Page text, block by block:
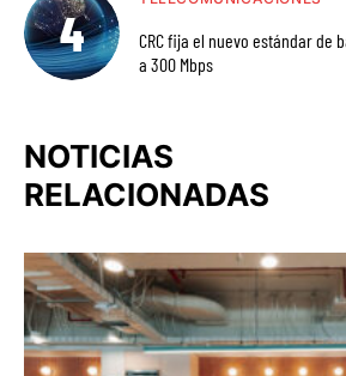
CRC fija el nuevo estándar de
a 300 Mbps
NOTICIAS
RELACIONADAS